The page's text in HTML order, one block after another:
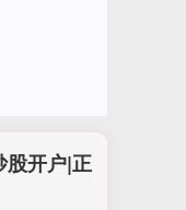
股开户|正